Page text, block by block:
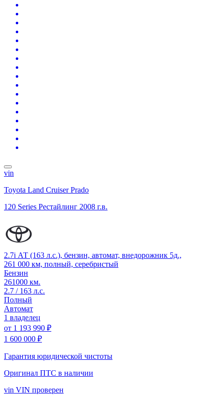
vin
Toyota Land Cruiser Prado
120 Series Рестайлинг 2008 г.в.
2.7i АТ (163 л.с.), бензин, автомат, внедорожник 5д.,
261 000 км, полный, серебристый
Бензин
261000 км.
2.7 / 163 л.с.
Полный
Автомат
1 владелец
от 1 193 990 ₽
1 600 000 ₽
Гарантия юридической чистоты
Оригинал ПТС в наличии
vin VIN проверен